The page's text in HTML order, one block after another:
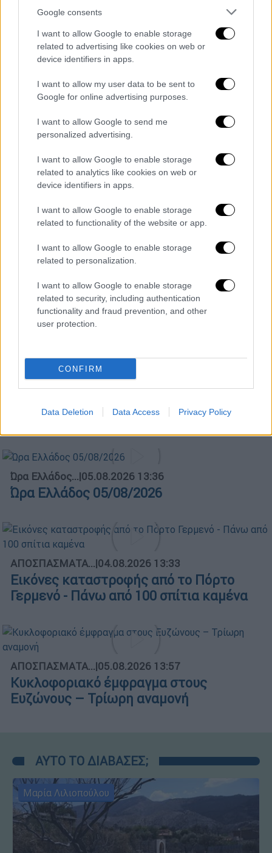
Google consents
I want to allow Google to enable storage
related to advertising like cookies on web or
device identifiers in apps.
I want to allow my user data to be sent to
Google for online advertising purposes.
I want to allow Google to send me
personalized advertising.
I want to allow Google to enable storage
related to analytics like cookies on web or
device identifiers in apps.
I want to allow Google to enable storage
related to functionality of the website or app.
I want to allow Google to enable storage
related to personalization.
I want to allow Google to enable storage
related to security, including authentication
functionality and fraud prevention, and other
user protection.
CONFIRM
Data Deletion Data Access Privacy Policy
καθολική εκκλησία
Νίκαια
Βατικανό Φανάρι
POPULAR VIDEOS
Κεντρικό...|05.08.2026 19:49
Κεντρικό δελτίο ειδήσεων 04/08/2026
Ώρα Ελλάδος...|05.08.2026 13:36
Ώρα Ελλάδος 05/08/2026
ΑΠΟΣΠΑΣΜΑΤΑ...|04.08.2026 13:33
Εικόνες καταστροφής από το Πόρτο
Γερμενό - Πάνω από 100 σπίτια καμένα
ΑΠΟΣΠΑΣΜΑΤΑ...|05.08.2026 13:57
Κυκλοφοριακό έμφραγμα στους
Ευζώνους – Τρίωρη αναμονή
ΑΥΤΟ ΤΟ ΔΙΑΒΑΣΕΣ;
Μαρία Λιλιοπούλου